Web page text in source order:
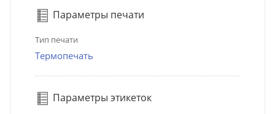
Параметры печати
Тип печати
Термопечать
Параметры этикеток